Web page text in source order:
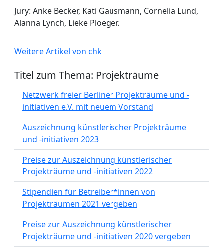
Jury: Anke Becker, Kati Gausmann, Cornelia Lund,
Alanna Lynch, Lieke Ploeger.
Weitere Artikel von chk
Titel zum Thema: Projekträume
Netzwerk freier Berliner Projekträume und -
initiativen e.V. mit neuem Vorstand
Auszeichnung künstlerischer Projekträume
und -initiativen 2023
Preise zur Auszeichnung künstlerischer
Projekträume und -initiativen 2022
Stipendien für Betreiber*innen von
Projekträumen 2021 vergeben
Preise zur Auszeichnung künstlerischer
Projekträume und -initiativen 2020 vergeben